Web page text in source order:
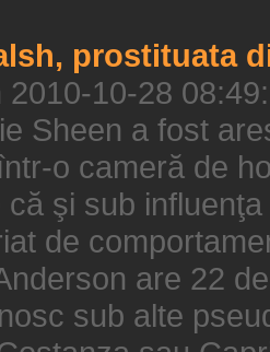
prostituata
2010-10-28
Sheen a fost
o cameră de
că şi sub
de
are 22
sub alte